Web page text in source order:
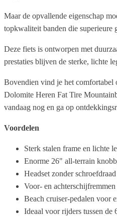
Maar de opvallende eigenschap
topkwaliteit banden die superieure
Deze fiets is ontworpen met
prestaties blijven de sterke, lichte
Bovendien vind je het comfortabel
Dolomite Heren Fat Tire
vandaag nog en ga op
Voordelen
Sterk stalen frame en lichte
Enorme 26" all-terrain
Headset zonder
Voor- en
Beach cruiser-pedalen voor
Ideaal voor rijders tussen de